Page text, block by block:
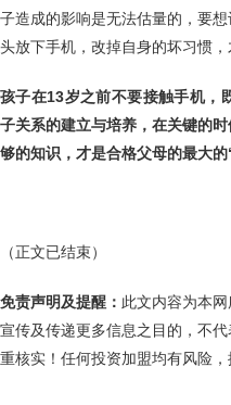
子造成的影响是无法估量的，要
头放下手机，改掉自身的坏习惯，
孩子在13岁之前不要接触手机，
子关系的建立与培养，在关键的
够的知识，才是合格父母的最大
（正文已结束）
免责声明及提醒： 此文内容为本
宣传及传递更多信息之目的，不
重核实！任何投资加盟均有风险，